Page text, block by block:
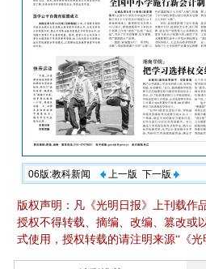
06版:教科新闻 上一版 下一版
版权声明：凡《光明日报》上刊载作
授权不得转载、摘编、改编、篡改或
式使用，授权转载的请注明来源“《光